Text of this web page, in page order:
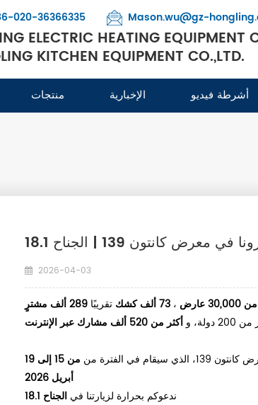
020-36366335 Mason.wu@gz-
ELECTRIC HEATING EQUIPMENT
KITCHEN EQUIPMENT CO.,LTD.
منتجات الإخبارية أشرطة فيديو
2026-04-03
عارض ،73 ألف كشك تقريبًا
289 ألف مشترٍ
و
في الفترة من
من 15 إلى 19
أبريل 2026
ندعوكم بحرارة لزيارتنا في